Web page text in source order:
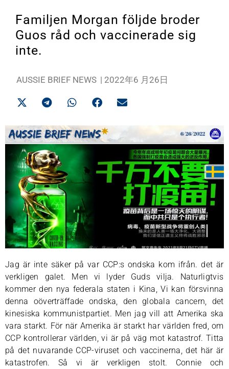
Familjen Morgan följde broder
Guos råd och vaccinerade sig
inte.
AUSSIE BRIEF NEWS | 2022年6 月26日
Jag är inte säker på var CCP:s ondska kom ifrån. det är
verkligen galet. Men vi lyder Guds vilja. Naturligtvis
kommer den nya federala staten i Kina, Vi kan försvinna
denna oöverträffade ondska, den globala cancern, det
kinesiska kommunistpartiet. Men jag vill att Amerika ska
vara starkt. För när Amerika är starkt har världen fred, om
CCP kontrollerar världen, vi är på väg mot katastrof. Titta
på det nuvarande CCP-viruset och vaccinerna, det här är
katastrofen. Så vi är verkligen stolt. Connie och